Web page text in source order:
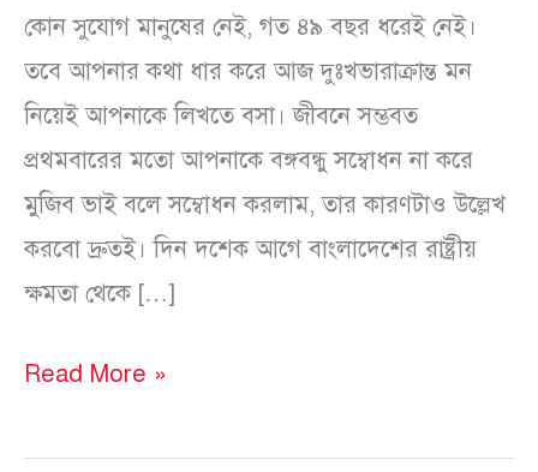
কোন সুযোগ মানুষের নেই, গত ৪৯ বছর ধরেই নেই।
তবে আপনার কথা ধার করে আজ দুঃখভারাক্রান্ত মন
নিয়েই আপনাকে লিখতে বসা। জীবনে সম্ভবত
প্রথমবারের মতো আপনাকে বঙ্গবন্ধু সম্বোধন না করে
মুজিব ভাই বলে সম্বোধন করলাম, তার কারণটাও উল্লেখ
করবো দ্রুতই। দিন দশেক আগে বাংলাদেশের রাষ্ট্রীয়
ক্ষমতা থেকে […]
Read More »